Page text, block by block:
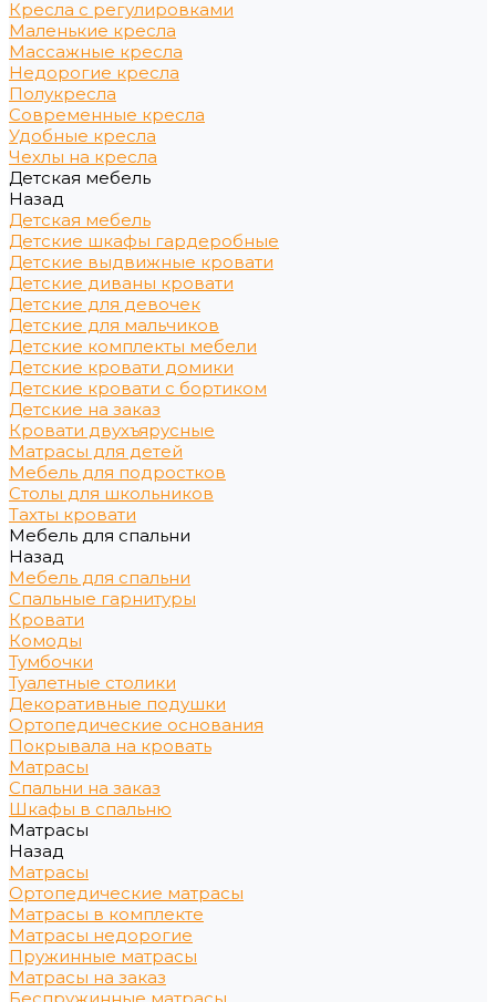
Кресла с регулировками
Маленькие кресла
Массажные кресла
Недорогие кресла
Полукресла
Современные кресла
Удобные кресла
Чехлы на кресла
Детская мебель
Назад
Детская мебель
Детские шкафы гардеробные
Детские выдвижные кровати
Детские диваны кровати
Детские для девочек
Детские для мальчиков
Детские комплекты мебели
Детские кровати домики
Детские кровати с бортиком
Детские на заказ
Кровати двухъярусные
Матрасы для детей
Мебель для подростков
Столы для школьников
Тахты кровати
Мебель для спальни
Назад
Мебель для спальни
Спальные гарнитуры
Кровати
Комоды
Тумбочки
Туалетные столики
Декоративные подушки
Ортопедические основания
Покрывала на кровать
Матрасы
Спальни на заказ
Шкафы в спальню
Матрасы
Назад
Матрасы
Ортопедические матрасы
Матрасы в комплекте
Матрасы недорогие
Пружинные матрасы
Матрасы на заказ